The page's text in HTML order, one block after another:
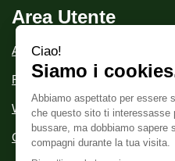
Area Utente
Area utente
Registrati
Wishlist
Contatti